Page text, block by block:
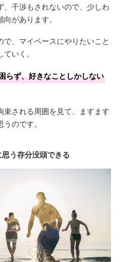
干渉もされないので、少しわ
があります。
、マイペースにやりたいこと
いく。
らず、好きなことしかしない
される周囲を見て、ますます
のです。
う存分没頭できる